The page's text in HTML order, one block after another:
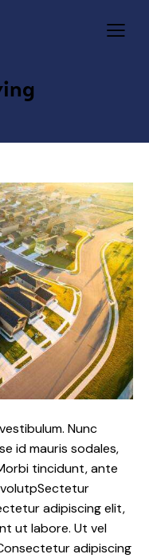
Nunc
id mauris sodales,
tincidunt, ante
adipiscing elit,
ut labore. Ut vel
adipiscing